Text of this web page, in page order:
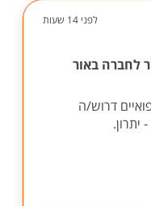
לפני 14 שעות
לחברה באור
דרוש/ה
יתרון.